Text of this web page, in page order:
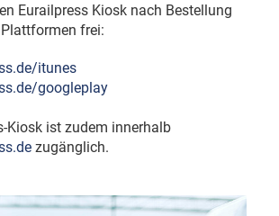
Eurailpress Kiosk nach Bestellung
frei:
itunes
googleplay
Kiosk ist zudem innerhalb
zugänglich.